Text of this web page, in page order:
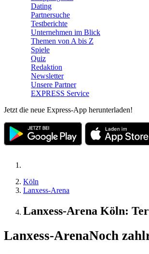
Dating
Partnersuche
Testberichte
Unternehmen im Blick
Themen von A bis Z
Spiele
Quiz
Redaktion
Newsletter
Unsere Partner
EXPRESS Service
Jetzt die neue Express-App herunterladen!
Köln
Lanxess-Arena
Lanxess-Arena Köln:
Lanxess-ArenaNoch